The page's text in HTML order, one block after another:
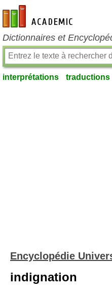
fr-academic.com
Dictionnaires et
interprétations traductions
Encyclopédie
indignation